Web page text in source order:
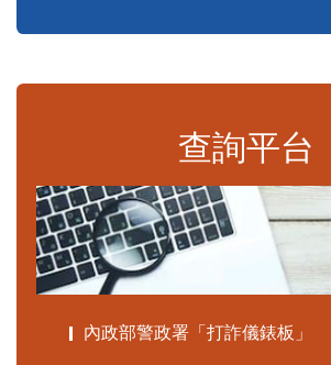
查詢平台
內政部警政署「打詐儀錶板」